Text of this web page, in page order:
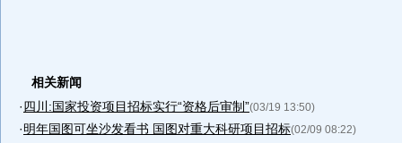
相关新闻
·四川:国家投资项目招标实行“资格后审制”(03/19 13:50)
·明年国图可坐沙发看书 国图对重大科研项目招标(02/09 08:22)